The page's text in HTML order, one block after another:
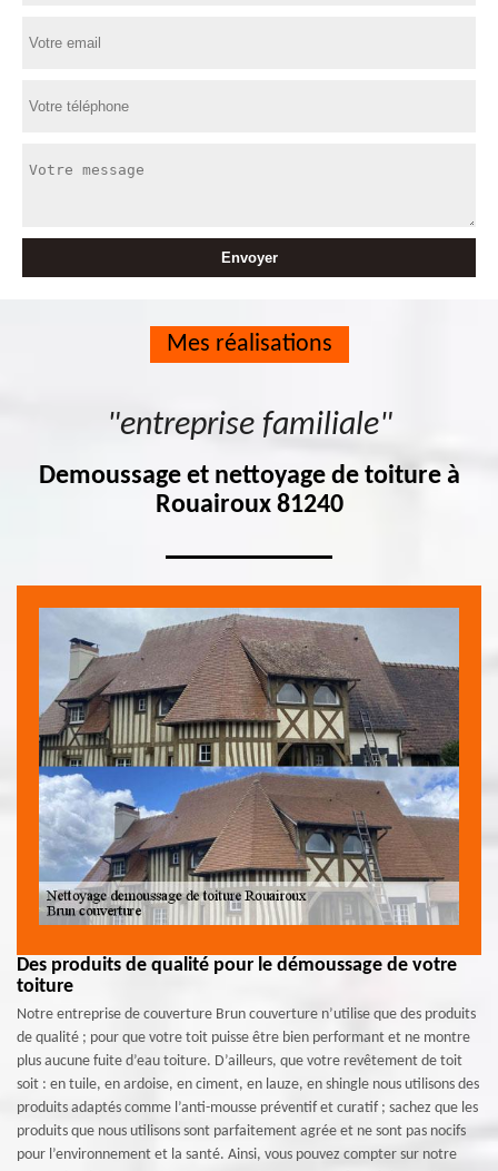
Mes réalisations
"entreprise familiale"
Demoussage et nettoyage de toiture à
Rouairoux 81240
Des produits de qualité pour le démoussage de votre
toiture
Notre entreprise de couverture Brun couverture n’utilise que des produits
de qualité ; pour que votre toit puisse être bien performant et ne montre
plus aucune fuite d’eau toiture. D’ailleurs, que votre revêtement de toit
soit : en tuile, en ardoise, en ciment, en lauze, en shingle nous utilisons des
produits adaptés comme l’anti-mousse préventif et curatif ; sachez que les
produits que nous utilisons sont parfaitement agrée et ne sont pas nocifs
pour l’environnement et la santé. Ainsi, vous pouvez compter sur notre